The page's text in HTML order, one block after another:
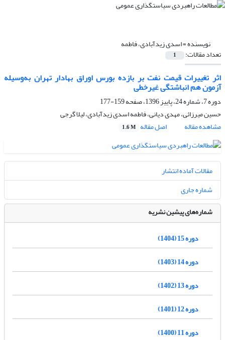
نویسنده =اسدی زیدآبادی، فاطمه
تعداد مقالات: 1
اثر تغییرات قیمت نفت بر بازده بورس اوراق بهادار تهران به‌وسیله
آزمون هم انباشتگی غیرخطی
دوره 7، شماره 24، پاییز 1396، صفحه
159-177
حسین میرزائی، مهدی دیانی، فاطمه اسدی زیدآبادی، لیلا گرجی
مشاهده مقاله
اصل مقاله 1.6 M
مقالات آماده انتشار
شماره جاری
شماره‌های پیشین نشریه
دوره 15 (1404)
دوره 14 (1403)
دوره 13 (1402)
دوره 12 (1401)
دوره 11 (1400)